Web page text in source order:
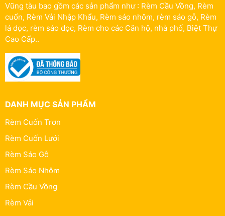
Vũng tàu bao gồm các sản phẩm như : Rèm Cầu Vồng, Rèm
cuốn, Rèm Vải Nhập Khẩu, Rèm sáo nhôm, rèm sáo gỗ, Rèm
lá dọc, rèm sáo dọc, Rèm cho các Căn hộ, nhà phố, Biệt Thự
Cao Cấp..
DANH MỤC SẢN PHẨM
Rèm Cuốn Trơn
Rèm Cuốn Lưới
Rèm Sáo Gỗ
Rèm Sáo Nhôm
Rèm Cầu Vồng
Rèm Vải